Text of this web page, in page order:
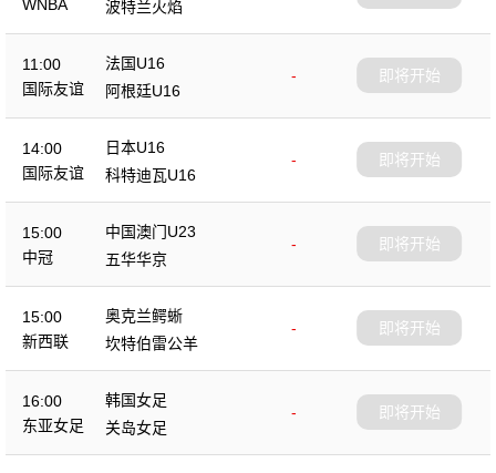
WNBA
波特兰火焰
11:00
国际友谊
法国U16
-
阿根廷U16
即将开始
14:00
国际友谊
日本U16
-
科特迪瓦U16
即将开始
15:00
中冠
中国澳门U23
-
五华华京
即将开始
15:00
新西联
奥克兰鳄蜥
-
坎特伯雷公羊
即将开始
16:00
东亚女足
韩国女足
-
关岛女足
即将开始